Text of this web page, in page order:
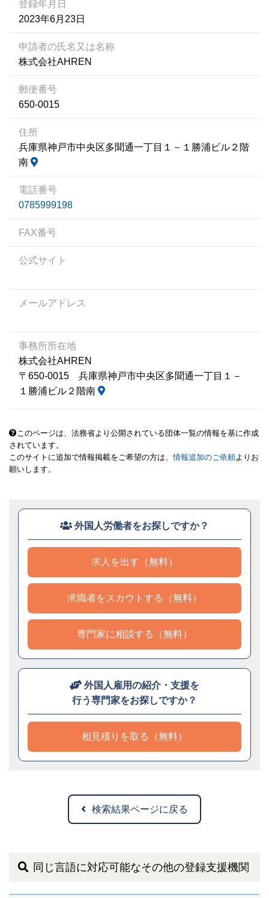
登録年月日
2023年6月23日
申請者の氏名又は名称
株式会社AHREN
郵便番号
650-0015
住所
兵庫県神戸市中央区多聞通一丁目１－１勝浦ビル２階
南
電話番号
0785999198
FAX番号
公式サイト
メールアドレス
事務所所在地
株式会社AHREN
〒650-0015 兵庫県神戸市中央区多聞通一丁目１－
１勝浦ビル２階南
このページは、法務省より公開されている団体一覧の情報を基に作成
されています。
このサイトに追加で情報掲載をご希望の方は、情報追加のご依頼よりお
願いします。
外国人労働者をお探しですか？
求人を出す（無料）
求職者をスカウトする（無料）
専門家に相談する（無料）
外国人雇用の紹介・支援を
行う専門家をお探しですか？
相見積りを取る（無料）
検索結果ページに戻る
同じ言語に対応可能なその他の登録支援機関